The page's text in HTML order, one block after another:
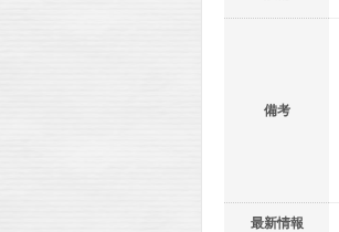
備考
最新情報